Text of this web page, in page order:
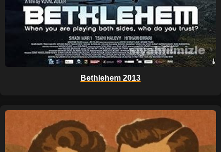
Bethlehem 2013